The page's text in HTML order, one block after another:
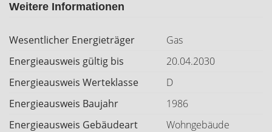
Weitere Informationen
Wesentlicher Energieträger
Gas
Energieausweis gültig bis
20.04.2030
Energieausweis Werteklasse
D
Energieausweis Baujahr
1986
Energieausweis Gebäudeart
Wohngebäude